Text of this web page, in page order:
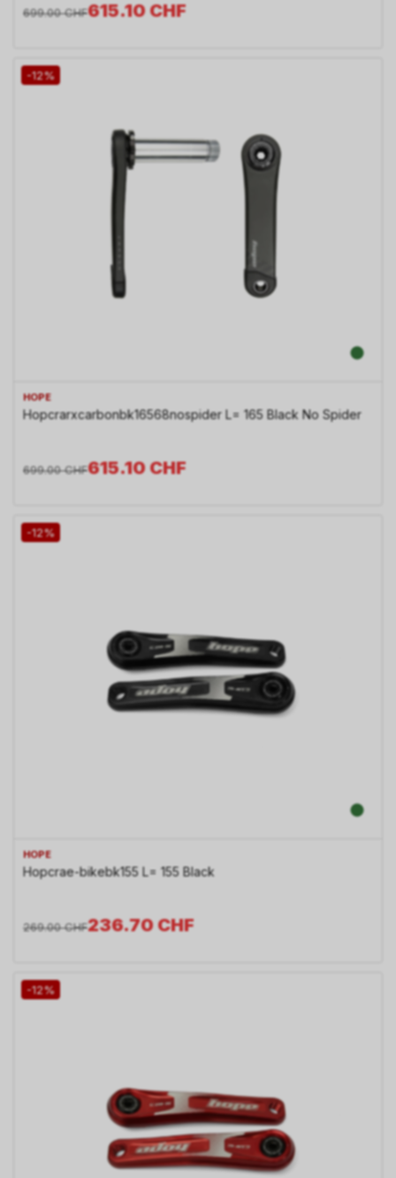
615.10CHF
699.00 CHF
-12%
HOPE
Hopcrarxcarbonbk16568nospider L= 165 Black No Spider
615.10CHF
699.00 CHF
-12%
HOPE
Hopcrae-bikebk155 L= 155 Black
236.70CHF
269.00 CHF
-12%